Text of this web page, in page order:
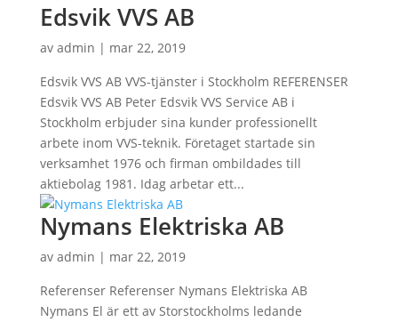
Edsvik VVS AB
av admin | mar 22, 2019
Edsvik VVS AB VVS-tjänster i Stockholm REFERENSER
Edsvik VVS AB Peter Edsvik VVS Service AB i
Stockholm erbjuder sina kunder professionellt
arbete inom VVS-teknik. Företaget startade sin
verksamhet 1976 och firman ombildades till
aktiebolag 1981. Idag arbetar ett...
Nymans Elektriska AB
av admin | mar 22, 2019
Referenser Referenser Nymans Elektriska AB
Nymans El är ett av Storstockholms ledande